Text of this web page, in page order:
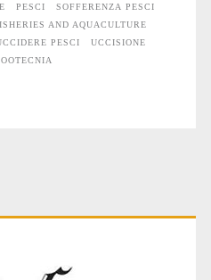
PESCI
SOFFERENZA PESCI
AND AQUACULTURE
PESCI
UCCISIONE